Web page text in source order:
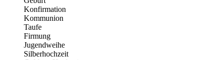
Konfirmation
Kommunion
Taufe
Firmung
Jugendweihe
Silberhochzeit